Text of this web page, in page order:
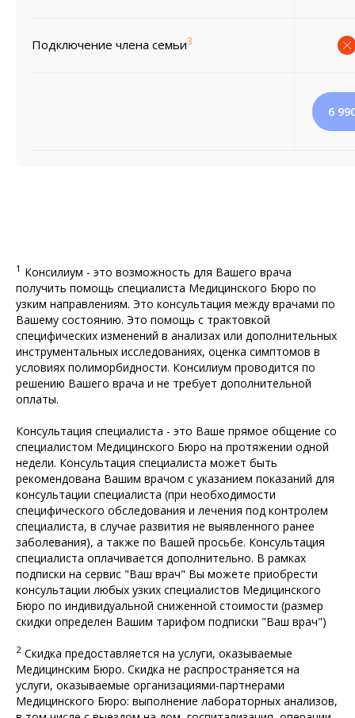
Подключение члена семьи3
6
1 Консилиум - это возможность для Вашего врача
получить помощь специалиста Медицинского Бюро по
узким направлениям. Это консультация между врачами по
Вашему состоянию. Это помощь с трактовкой
специфических изменений в анализах или дополнительных
инструментальных исследованиях, оценка симптомов в
условиях полиморбидности. Консилиум проводится по
решению Вашего врача и не требует дополнительной
оплаты.
Консультация специалиста - это Ваше прямое общение со
специалистом Медицинского Бюро на протяжении одной
недели. Консультация специалиста может быть
рекомендована Вашим врачом с указанием показаний для
консультации специалиста (при необходимости
специфического обследования и лечения под контролем
специалиста, в случае развития не выявленного ранее
заболевания), а также по Вашей просьбе. Консультация
специалиста оплачивается дополнительно. В рамках
подписки на сервис "Ваш врач" Вы можете приобрести
консультации любых узких специалистов Медицинского
Бюро по индивидуальной сниженной стоимости (размер
скидки определен Вашим тарифом подписки "Ваш врач")
2 Скидка предоставляется на услуги, оказываемые
Медицинским Бюро. Скидка не распространяется на
услуги, оказываемые организациями-партнерами
Медицинского Бюро: выполнение лабораторных анализов,